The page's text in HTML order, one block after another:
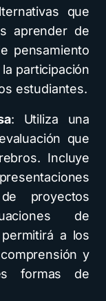
que
aprender de
pensamiento
participación
estudiantes.
: Utiliza una
que
Incluye
proyectos
de
a los
y
formas de